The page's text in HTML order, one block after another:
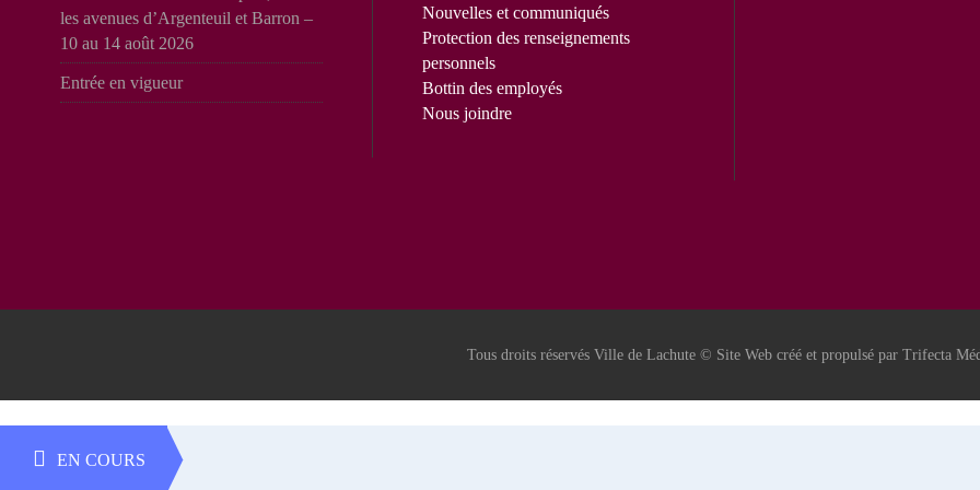
les avenues d’Argenteuil et Barron –
10 au 14 août 2026
Entrée en vigueur
Nouvelles et communiqués
Protection des renseignements
personnels
Bottin des employés
Nous joindre
Tous droits réservés Ville de Lachute © Site Web créé et propulsé par Trifecta
EN COURS